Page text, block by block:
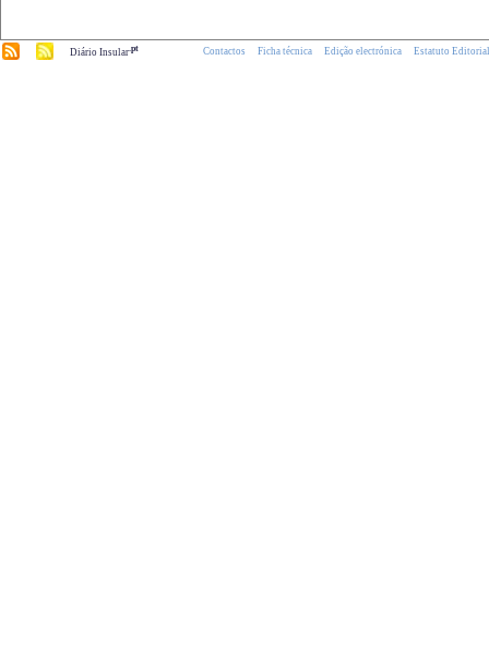
Diário Insular.pt Contactos Ficha técnica Edição electrónica Estatuto Editorial